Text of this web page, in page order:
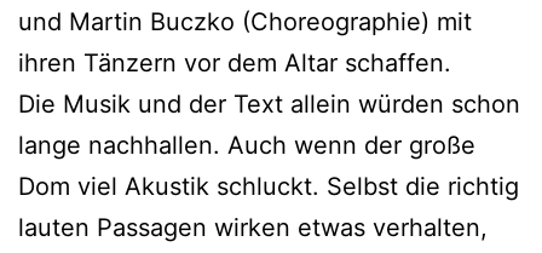
und Martin Buczko (Choreographie) mit
ihren Tänzern vor dem Altar schaffen.
Die Musik und der Text allein würden schon
lange nachhallen. Auch wenn der große
Dom viel Akustik schluckt. Selbst die richtig
lauten Passagen wirken etwas verhalten,